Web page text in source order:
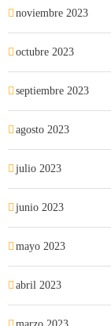
noviembre 2023
octubre 2023
septiembre 2023
agosto 2023
julio 2023
junio 2023
mayo 2023
abril 2023